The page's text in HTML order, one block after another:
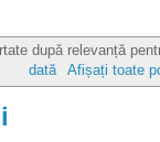
după relevanță
dată
Afișați toate